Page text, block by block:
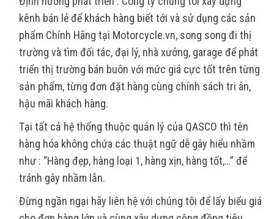
kênh bán lẻ để khách hàng biết tới và sử dụng các sản
phẩm Chính Hãng tại Motorcycle.vn, song song đi thị
trường và tìm đối tác, đại lý, nhà xưởng, garage để phát
triển thị trường bán buôn với mức giá cực tốt trên từng
sản phẩm, từng đơn đặt hàng cùng chính sách tri ân,
hậu mãi khách hàng.
Tại tất cả hệ thống thuộc quản lý của QASCO thì tên
hàng hóa không chứa các thuật ngữ dễ gây hiểu nhầm
như : “Hàng đẹp, hàng loại 1, hàng xịn, hàng tốt,…” để
tránh gây nhầm lẫn.
Đừng ngần ngại hãy liên hệ với chúng tôi để lấy biểu giá